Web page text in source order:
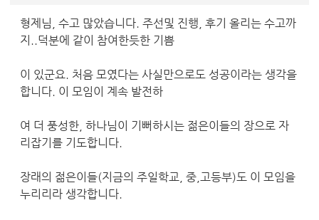
형제님, 수고 많았습니다. 주선및 진행, 후기 올리는 수고까
지..덕분에 같이 참여한듯한 기쁨
이 있군요. 처음 모였다는 사실만으로도 성공이라는 생각을
합니다. 이 모임이 계속 발전하
여 더 풍성한, 하나님이 기뻐하시는 젊은이들의 장으로 자
리잡기를 기도합니다.
장래의 젊은이들(지금의 주일학교, 중,고등부)도 이 모임을
누리리라 생각합니다.